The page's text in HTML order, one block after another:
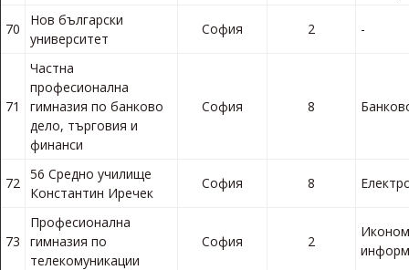
70
Нов български
университет
София 2 -
71
Частна
професионална
гимназия по банково
дело, търговия и
финанси
София 8
72
56 Средно училище
Константин Иречек
София 8
73
Професионална
гимназия по
телекомуникации
София 2